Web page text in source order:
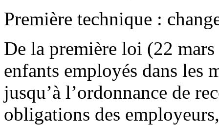
Première technique :
De la première loi (22
enfants employés dans les
jusqu’à l’ordonnance de
obligations des